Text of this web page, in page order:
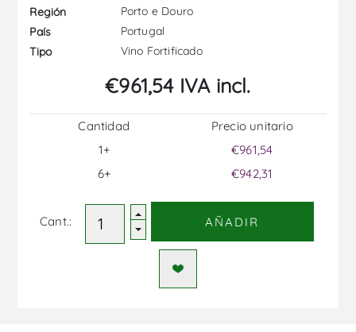
Región
Porto e Douro
País
Portugal
Tipo
Vino Fortificado
€961,54 IVA incl.
Cantidad
1+
6+
Precio unitario
€961,54
€942,31
Cant.: AÑADIR